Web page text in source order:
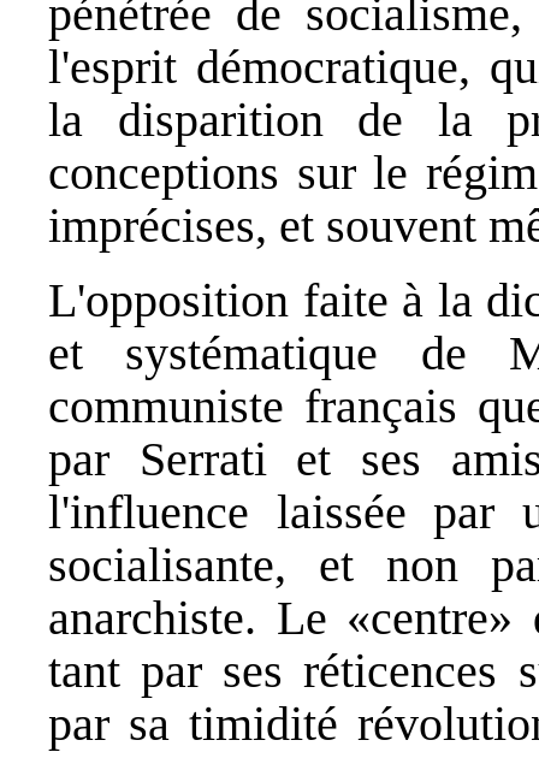
pénétrée de
l'esprit démocratique,
la disparition de la
conceptions sur le
imprécises, et souvent
L'opposition faite à la
et systématique de
communiste français
par Serrati et ses
l'influence laissée par
socialisante, et non
anarchiste. Le
tant par ses réticences
par sa timidité